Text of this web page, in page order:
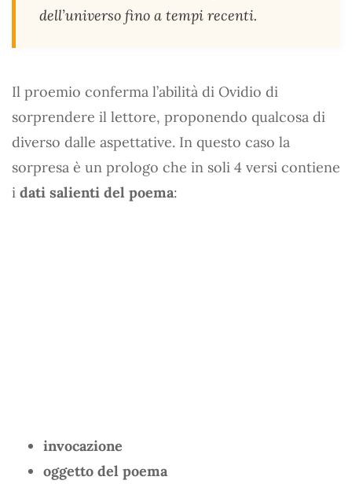
dell’universo fino a tempi recenti.
Il proemio conferma l’abilità di Ovidio di
sorprendere il lettore, proponendo qualcosa di
diverso dalle aspettative. In questo caso la
sorpresa è un prologo che in soli 4 versi contiene
i dati salienti del poema:
invocazione
oggetto del poema